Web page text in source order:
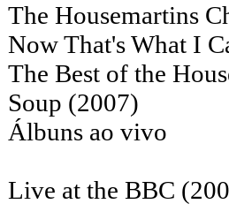
The Housemartins
Now That's What I
The Best of the
Soup (2007)
Álbuns ao vivo
Live at the BBC